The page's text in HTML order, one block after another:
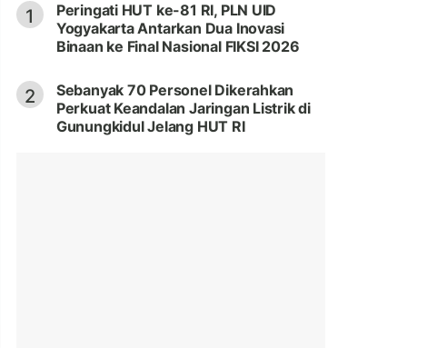
1
Peringati HUT ke-81 RI, PLN UID
Yogyakarta Antarkan Dua Inovasi
Binaan ke Final Nasional FIKSI 2026
2
Sebanyak 70 Personel Dikerahkan
Perkuat Keandalan Jaringan Listrik di
Gunungkidul Jelang HUT RI